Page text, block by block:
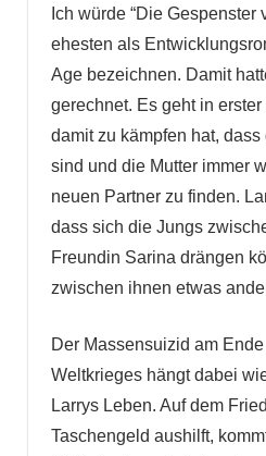
Ich würde “Die Gespenster
ehesten als
Age bezeichnen. Damit
gerechnet. Es geht in
damit zu kämpfen hat,
sind und die Mutter immer
neuen Partner zu finden.
dass sich die Jungs
Freundin Sarina drängen
zwischen ihnen etwas
Der Massensuizid am
Weltkrieges hängt dabei
Larrys Leben. Auf dem
Taschengeld aushilft,